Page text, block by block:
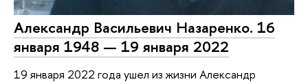
Александр Васильевич Назаренко. 16
января 1948 — 19 января 2022
19 января 2022 года ушел из жизни Александр